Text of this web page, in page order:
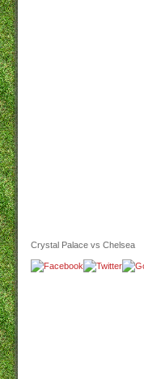
Crystal Palace vs Chelsea